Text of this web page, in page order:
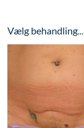
Vælg behandling...